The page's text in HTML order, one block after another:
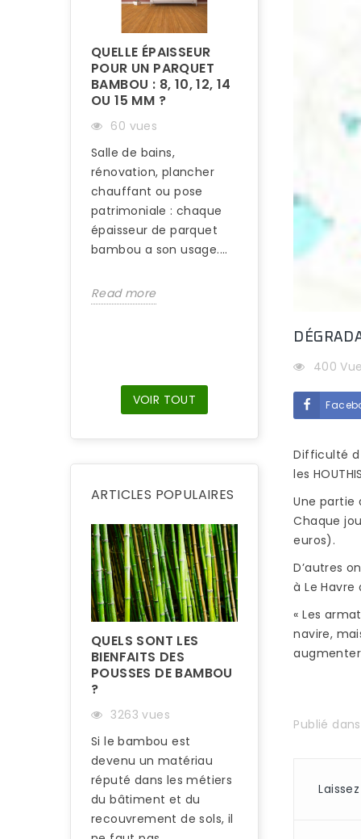
QUELLE ÉPAISSEUR
POUR UN PARQUET
BAMBOU : 8, 10, 12, 14
OU 15 MM ?
60 vues
Salle de bains,
rénovation, plancher
chauffant ou pose
patrimoniale : chaque
épaisseur de parquet
bambou a son usage....
Read more
TERRASSE EN
PLAÎT AUTANT
d’identifier une
en bambou du
suffit de
nus sur ce type
VOIR TOUT
ARTICLES POPULAIRES
QUELS SONT LES
BIENFAITS DES
POUSSES DE BAMBOU
?
3263 vues
Si le bambou est
devenu un matériau
réputé dans les métiers
du bâtiment et du
recouvrement de sols, il
BAMBOU ?
400
Difficulté d
les
Une partie
Chaque
euros).
D’autres
à Le
« Les
navire,
Publié